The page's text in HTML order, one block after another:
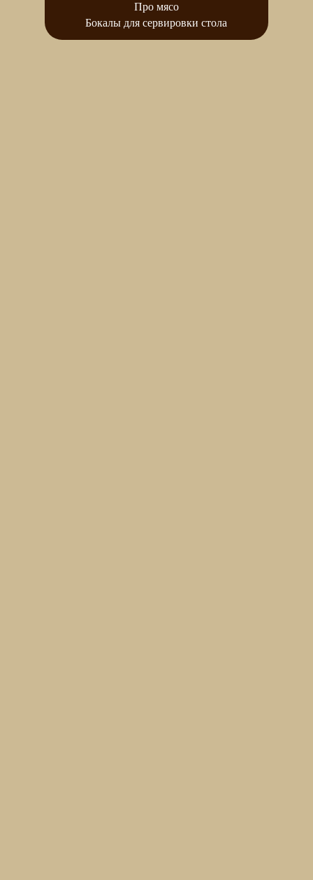
Про мясо
Бокалы для сервировки стола